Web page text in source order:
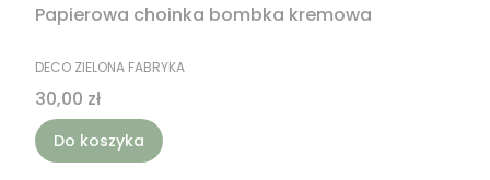
Papierowa choinka bombka kremowa
PRODUCENT
DECO ZIELONA FABRYKA
Cena
30,00 zł
Do koszyka